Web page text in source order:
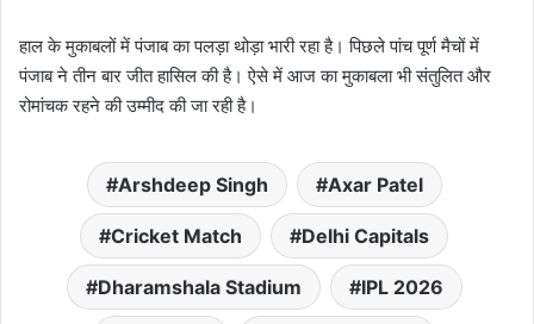
हाल के मुकाबलों में पंजाब का पलड़ा थोड़ा भारी रहा है। पिछले पांच पूर्ण मैचों में
पंजाब ने तीन बार जीत हासिल की है। ऐसे में आज का मुकाबला भी संतुलित और
रोमांचक रहने की उम्मीद की जा रही है।
Arshdeep Singh Axar Patel
Cricket Match Delhi Capitals
Dharamshala Stadium IPL 2026